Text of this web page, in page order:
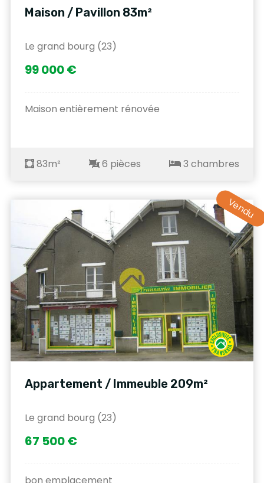
Maison / Pavillon 83m²
Le grand bourg (23)
99 000 €
Maison entièrement rénovée
83m² 6 pièces 3 chambres
Vendu
Appartement / Immeuble 209m²
Le grand bourg (23)
67 500 €